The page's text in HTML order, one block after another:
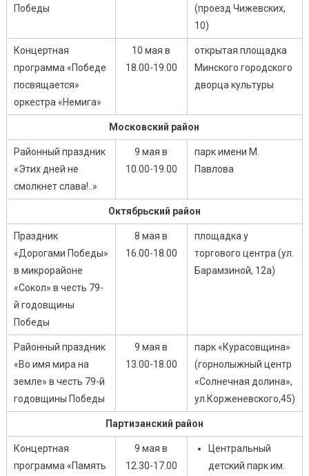
Победы
(проезд Чижевских,
10)
Концертная
программа «Победе
посвящается»
оркестра «Немига»
10 мая в
18.00-19.00
открытая площадка
Минского городского
дворца культуры
Московский район
Районный праздник
«Этих дней не
смолкнет слава!..»
9 мая в
10.00-19.00
парк имени М.
Павлова
Октябрьский район
Праздник
«Дорогами Победы»
в микрорайоне
«Сокол» в честь 79-
й годовщины
Победы
8 мая в
16.00-18.00
площадка у
торгового центра (ул.
Барамзиной, 12а)
Районный праздник
«Во имя мира на
земле» в честь 79-й
годовщины Победы
9 мая в
13.00-18.00
парк «Курасовщина»
(горнолыжный центр
«Солнечная долина»,
ул.Корженевского,45)
Партизанский район
Концертная
программа «Память
9 мая в
12.30-17.00
Центральный
детский парк им.